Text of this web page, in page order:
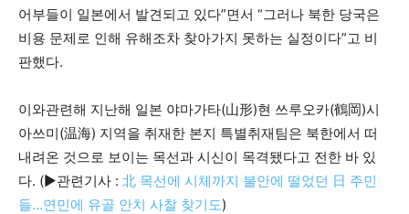
어부들이 일본에서 발견되고 있다”면서 “그러나 북한 당국은
비용 문제로 인해 유해조차 찾아가지 못하는 실정이다”고 비
판했다.
이와관련해 지난해 일본 야마가타(山形)현 쓰루오카(鶴岡)시
아쓰미(温海) 지역을 취재한 본지 특별취재팀은 북한에서 떠
내려온 것으로 보이는 목선과 시신이 목격됐다고 전한 바 있
다. (▶관련기사 : 北 목선에 시체까지 불안에 떨었던 日 주민
들…연민에 유골 안치 사찰 찾기도)